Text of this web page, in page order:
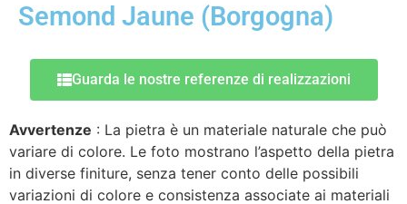
Semond Jaune (Borgogna)
Guarda le nostre referenze di realizzazioni
Avvertenze : La pietra è un materiale naturale che può
variare di colore. Le foto mostrano l’aspetto della pietra
in diverse finiture, senza tener conto delle possibili
variazioni di colore e consistenza associate ai materiali